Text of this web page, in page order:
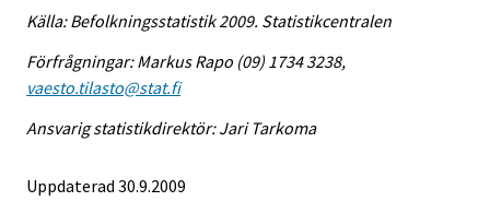
Källa: Befolkningsstatistik 2009. Statistikcentralen
Förfrågningar: Markus Rapo (09) 1734 3238,
vaesto.tilasto@stat.fi
Ansvarig statistikdirektör: Jari Tarkoma
Uppdaterad 30.9.2009